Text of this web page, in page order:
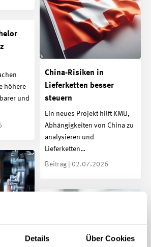
Details Über Cookies
China-Risiken in
Lieferketten besser
steuern
Ein neues Projekt hilft KMU,
Abhängigkeiten von China zu
analysieren und
Lieferketten…
Beitrag | 02.07.2026
höhere
und